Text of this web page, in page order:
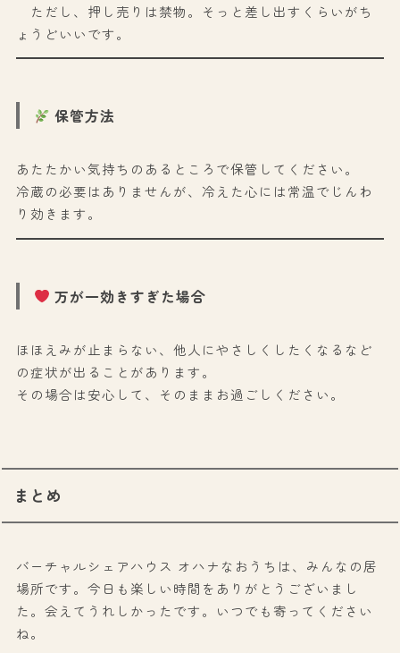
ただし、押し売りは禁物。そっと差し出すくらいがち
ょうどいいです。
保管方法
あたたかい気持ちのあるところで保管してください。
冷蔵の必要はありませんが、冷えた心には常温でじんわ
り効きます。
万が一効きすぎた場合
ほほえみが止まらない、他人にやさしくしたくなるなど
の症状が出ることがあります。
その場合は安心して、そのままお過ごしください。
まとめ
バーチャルシェアハウス オハナなおうちは、みんなの居
場所です。今日も楽しい時間をありがとうございまし
た。会えてうれしかったです。いつでも寄ってください
ね。